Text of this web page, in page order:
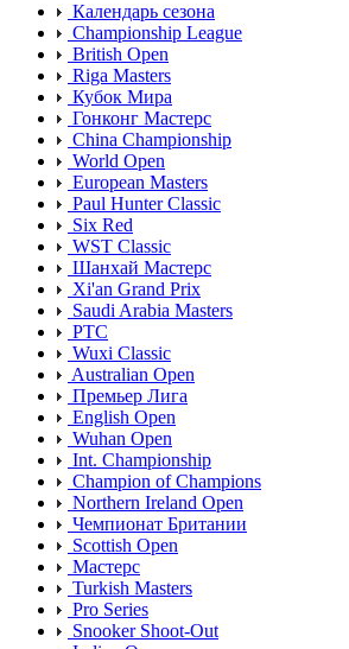
Календарь сезона
Championship League
British Open
Riga Masters
Кубок Мира
Гонконг Мастерс
China Championship
World Open
European Masters
Paul Hunter Classic
Six Red
WST Classic
Шанхай Мастерс
Xi'an Grand Prix
Saudi Arabia Masters
PTC
Wuxi Classic
Australian Open
Премьер Лига
English Open
Wuhan Open
Int. Championship
Champion of Champions
Northern Ireland Open
Чемпионат Британии
Scottish Open
Мастерс
Turkish Masters
Pro Series
Snooker Shoot-Out